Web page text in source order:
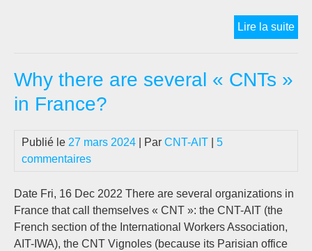
Lire la suite
Why there are several « CNTs »
in France?
Publié le 27 mars 2024 | Par CNT-AIT
5
commentaires
Date Fri, 16 Dec 2022 There are several organizations in
France that call themselves « CNT »: the CNT-AIT (the
French section of the International Workers Association,
AIT-IWA), the CNT Vignoles (because its Parisian office